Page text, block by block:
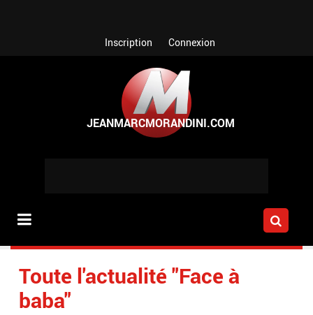
Inscription Connexion
Toute l'actualité "Face à
baba"